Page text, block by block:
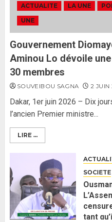
3
ACTUALITE LA UNE
UNE
Gouvernement
Aminou Lo dévoile
30 membres
SOUVEIBOU SAGNA 2 JUIN
Dakar, 1er juin 2026 – Dix
l’ancien Premier ministre...
LIRE ...
SOCIETE
tant